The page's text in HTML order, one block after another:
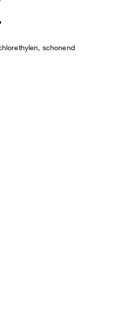
schonend